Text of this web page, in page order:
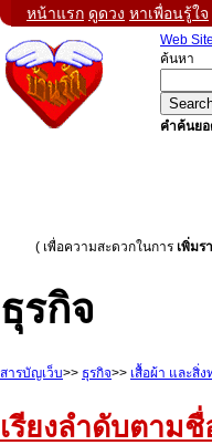
หน้าแรก ดูดวง หาเพื่อนรู้ใจ
Web Site
ค้นหา
คำค้นย
( เพื่อความสะดวกในการ เพิ่มร
ธุรกิจ
สารบัญเว็บ>> ธุรกิจ>> เสื้อผ้า และสิ่ง
เรียงลำดับตามชื่